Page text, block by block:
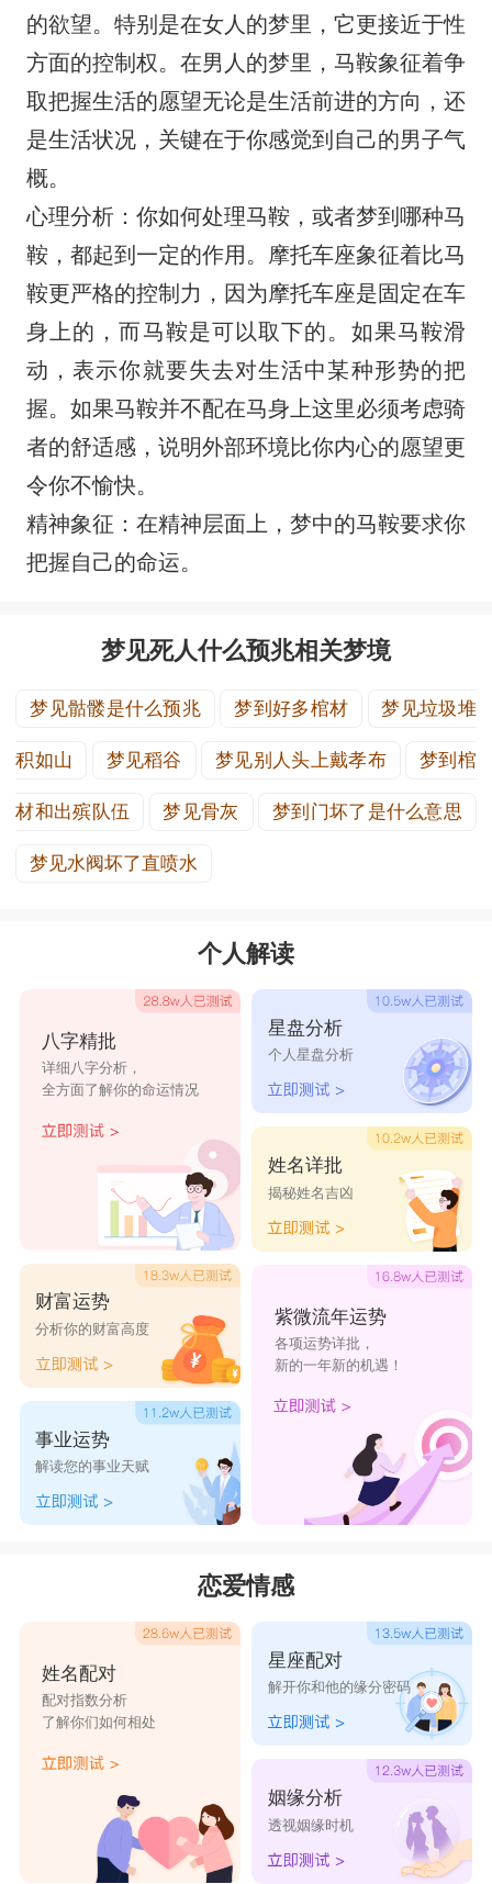
的欲望。特别是在女人的梦里，它更接近于性
方面的控制权。在男人的梦里，马鞍象征着争
取把握生活的愿望无论是生活前进的方向，还
是生活状况，关键在于你感觉到自己的男子气
概。
心理分析：你如何处理马鞍，或者梦到哪种马
鞍，都起到一定的作用。摩托车座象征着比马
鞍更严格的控制力，因为摩托车座是固定在车
身上的，而马鞍是可以取下的。如果马鞍滑
动，表示你就要失去对生活中某种形势的把
握。如果马鞍并不配在马身上这里必须考虑骑
者的舒适感，说明外部环境比你内心的愿望更
令你不愉快。
精神象征：在精神层面上，梦中的马鞍要求你
把握自己的命运。
梦见死人什么预兆相关梦境
梦见骷髅是什么预兆 梦到好多棺材 梦见垃圾堆
积如山 梦见稻谷 梦见别人头上戴孝布 梦到棺
材和出殡队伍 梦见骨灰 梦到门坏了是什么意思
梦见水阀坏了直喷水
个人解读
八字精批
详细八字分析，
全方面了解你的命运情况
财富运势
分析你的财富高度
事业运势
解读您的事业天赋
星盘分析
个人星盘分析
姓名详批
揭秘姓名吉凶
紫微流年运势
各项运势详批，
新的一年新的机遇！
恋爱情感
姓名配对
配对指数分析
了解你们如何相处
星座配对
解开你和他的缘分密码
姻缘分析
透视姻缘时机